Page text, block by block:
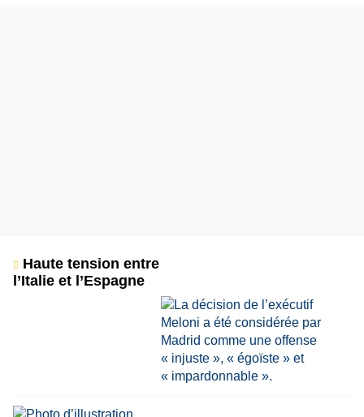
Haute tension entre
l’Italie et l’Espagne